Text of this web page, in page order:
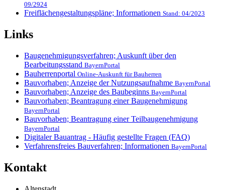
09/2924
Freiflächengestaltungspläne; Informationen Stand: 04/2023
Links
Baugenehmigungsverfahren; Auskunft über den
Bearbeitungsstand BayernPortal
Bauherrenportal Online-Auskunft für Bauherren
Bauvorhaben; Anzeige der Nutzungsaufnahme BayernPortal
Bauvorhaben; Anzeige des Baubeginns BayernPortal
Bauvorhaben; Beantragung einer Baugenehmigung
BayernPortal
Bauvorhaben; Beantragung einer Teilbaugenehmigung
BayernPortal
Digitaler Bauantrag - Häufig gestellte Fragen (FAQ)
Verfahrensfreies Bauverfahren; Informationen BayernPortal
Kontakt